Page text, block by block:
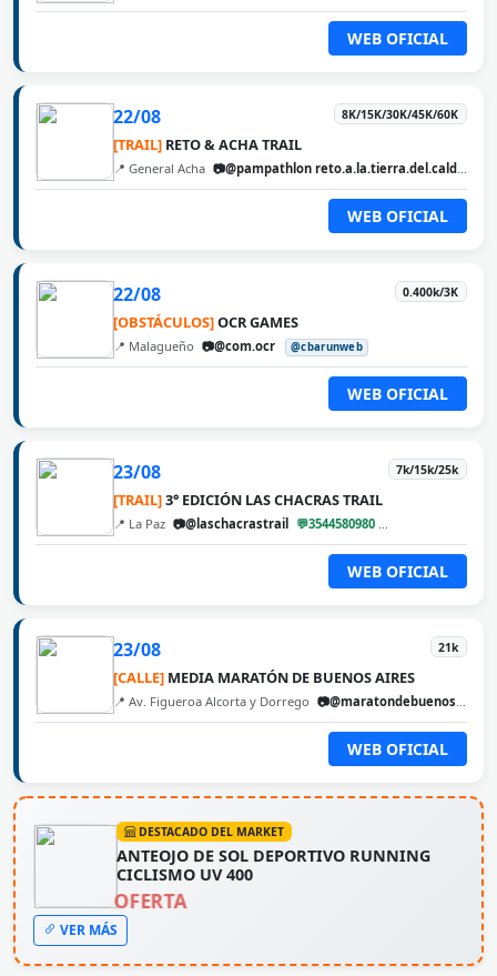
WEB OFICIAL
22/08 8K/15K/30K/45K/60K
[TRAIL] RETO & ACHA TRAIL
📍 General Acha 📷@pampathlon reto.a.la.tierra.del.calden
WEB OFICIAL
22/08 0.400k/3K
[OBSTÁCULOS]OCR GAMES
📍 Malagueño 📷@com.ocr @cbarunweb
WEB OFICIAL
23/08 7k/15k/25k
[TRAIL]3° EDICIÓN LAS CHACRAS TRAIL
📍 La Paz 📷@laschacrastrail 💬3544580980
WEB OFICIAL
23/08 21k
[CALLE] MEDIA MARATÓN DE BUENOS AIRES
📍 Av. Figueroa Alcorta y Dorrego 📷@maratondebuenosaires
WEB OFICIAL
DESTACADO DEL MARKET
ANTEOJO DE SOL DEPORTIVO RUNNING
CICLISMO UV 400
OFERTA
VER MÁS